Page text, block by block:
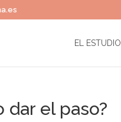
EL ESTUDIO
dar el paso?